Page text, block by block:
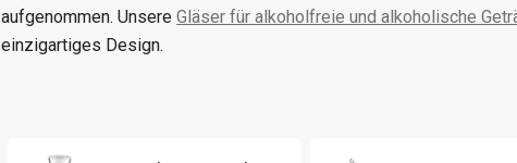
aufgenommen. Unsere Gläser für alkoholfreie und alkoholische
einzigartiges Design.